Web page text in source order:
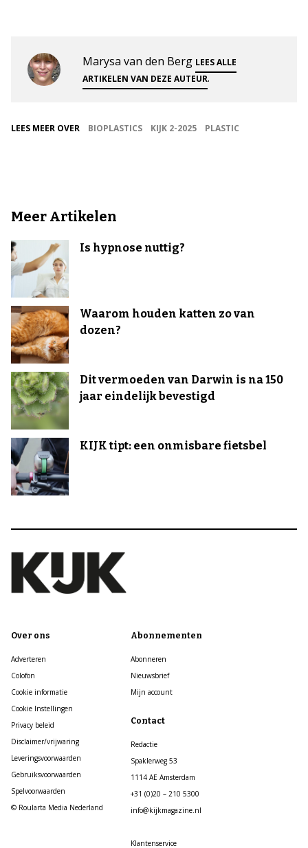
Marysa van den Berg LEES ALLE
ARTIKELEN VAN DEZE AUTEUR.
LEES MEER OVER BIOPLASTICS KIJK 2-2025 PLASTIC
Meer Artikelen
Is hypnose nuttig?
Waarom houden katten zo van
dozen?
Dit vermoeden van Darwin is na 150
jaar eindelijk bevestigd
KIJK tipt: een onmisbare fietsbel
Over ons
Adverteren
Colofon
Cookie informatie
Cookie Instellingen
Privacy beleid
Disclaimer/vrijwaring
Leveringsvoorwaarden
Gebruiksvoorwaarden
Spelvoorwaarden
© Roularta Media Nederland
Abonnementen
Abonneren
Nieuwsbrief
Mijn account
Contact
Redactie
Spaklerweg 53
1114 AE Amsterdam
+31 (0)20 – 210 5300
info@kijkmagazine.nl
Klantenservice